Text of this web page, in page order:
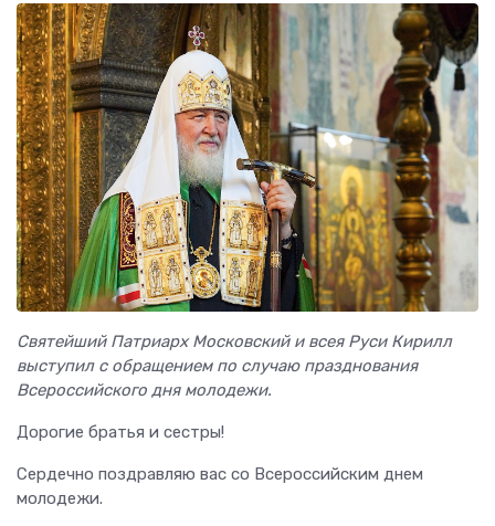
Святейший Патриарх Московский и всея Руси Кирилл
выступил с обращением по случаю празднования
Всероссийского дня молодежи.
Дорогие братья и сестры!
Сердечно поздравляю вас со Всероссийским днем
молодежи.